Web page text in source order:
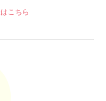
こちら